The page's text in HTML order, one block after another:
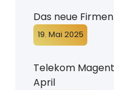
Das neue
19. Mai 2025
Telekom
April